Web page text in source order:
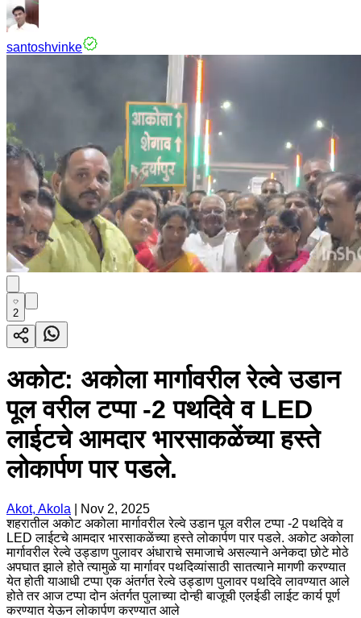
santoshvinke
2
अकोट: अकोला मार्गावरील रेल्वे उडान
पूल वरील टप्पा -2 पथदिवे व LED
लाईटचे आमदार भारसाकळेंच्या हस्ते
लोकार्पण पार पडले.
Akot, Akola
Nov 2, 2025
शहरातील अकोट अकोला मार्गावरील रेल्वे उडान पूल वरील टप्पा -2 पथदिवे व
LED लाईटचे आमदार भारसाकळेंच्या हस्ते लोकार्पण पार पडले. अकोट अकोला
मार्गावरील रेल्वे उड्डाण पुलावर अंधाराचे समाजाचे असल्याने अनेकदा छोटे मोठे
अपघात झाले होते त्यामुळे या मार्गावर पथदिव्यांसाठी सातत्याने मागणी करण्यात
येत होती याआधी टप्पा एक अंतर्गत रेल्वे उड्डाण पुलावर पथदिवे लावण्यात आले
होते तर आज टप्पा दोन अंतर्गत पुलाच्या दोन्ही बाजूची एलईडी लाईट कार्य पूर्ण
करण्यात येऊन लोकार्पण करण्यात आले